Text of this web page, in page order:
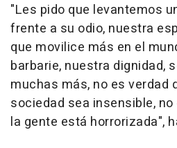
"Les pido que levantemos
frente a su odio, nuestra
que movilice más en el
barbarie, nuestra dignidad,
muchas más, no es verdad
sociedad sea insensible, no
la gente está horrorizada",